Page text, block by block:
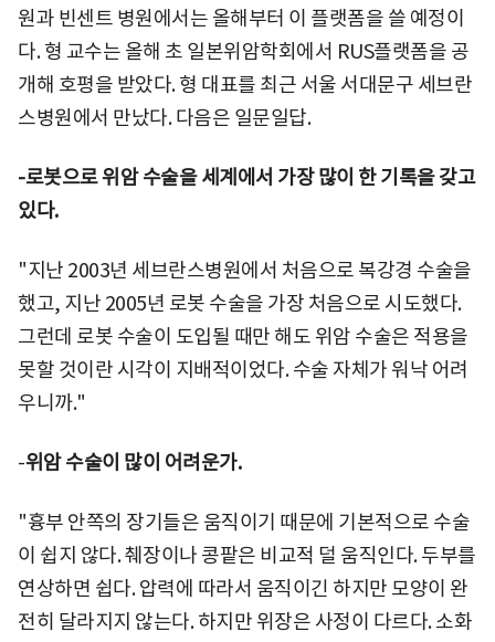
원과 빈센트 병원에서는 올해부터 이 플랫폼을 쓸 예정이
다. 형 교수는 올해 초 일본위암학회에서 RUS플랫폼을 공
개해 호평을 받았다. 형 대표를 최근 서울 서대문구 세브란
스병원에서 만났다. 다음은 일문일답.
-로봇으로 위암 수술을 세계에서 가장 많이 한 기록을 갖고
있다.
"지난 2003년 세브란스병원에서 처음으로 복강경 수술을
했고, 지난 2005년 로봇 수술을 가장 처음으로 시도했다.
그런데 로봇 수술이 도입될 때만 해도 위암 수술은 적용을
못할 것이란 시각이 지배적이었다. 수술 자체가 워낙 어려
우니까."
-위암 수술이 많이 어려운가.
"흉부 안쪽의 장기들은 움직이기 때문에 기본적으로 수술
이 쉽지 않다. 췌장이나 콩팥은 비교적 덜 움직인다. 두부를
연상하면 쉽다. 압력에 따라서 움직이긴 하지만 모양이 완
전히 달라지지 않는다. 하지만 위장은 사정이 다르다. 소화